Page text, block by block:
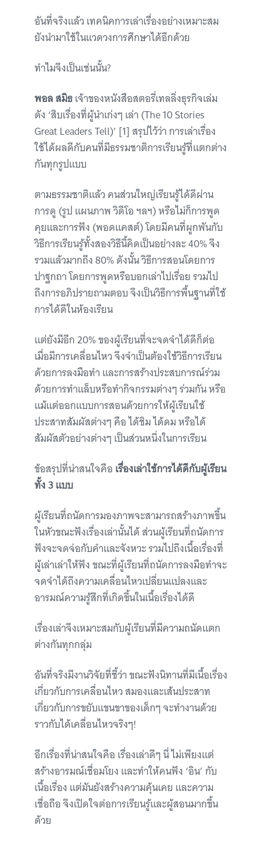
อันที่จริงแล้ว เทคนิคการเล่าเรื่องอย่างเหมาะสม
ยังนำมาใช้ในแวดวงการศึกษาได้อีกด้วย
ทำไมจึงเป็นเช่นนั้น?
พอล สมิธเจ้าของหนังสือสตอรี่เทลลิ่งธุรกิจเล่ม
ดัง ‘สิบเรื่องที่ผู้นำเก่งๆ เล่า (The 10 Stories
Great Leaders Tell)’ [1] สรุปไว้ว่า การเล่าเรื่อง
ใช้ได้ผลดีกับคนที่มีธรรมชาติการเรียนรู้ที่แตกต่าง
กันทุกรูปแบบ
ตามธรรมชาติแล้ว คนส่วนใหญ่เรียนรู้ได้ดีผ่าน
การดู (รูป แผนภาพ วิดีโอ ฯลฯ) หรือไม่ก็การพูด
คุยและการฟัง (พอดแคสต์) โดยมีคนที่ผูกพันกับ
วิธีการเรียนรู้ทั้งสองวิธีนี้คิดเป็นอย่างละ 40% จึง
รวมแล้วมากถึง 80% ดังนั้น วิธีการสอนโดยการ
ปาฐกถา โดยการพูดหรือบอกเล่าไปเรื่อย รวมไป
ถึงการอภิปรายถามตอบ จึงเป็นวิธีการพื้นฐานที่ใช้
การได้ดีในห้องเรียน
แต่ยังมีอีก 20% ของผู้เรียนที่จะจดจำได้ดีก็ต่อ
เมื่อมีการเคลื่อนไหว จึงจำเป็นต้องใช้วิธีการเรียน
ด้วยการลงมือทำ และการสร้างประสบการณ์ร่วม
ด้วยการทำแล็บหรือทำกิจกรรมต่างๆ ร่วมกัน หรือ
แม้แต่ออกแบบการสอนด้วยการให้ผู้เรียนใช้
ประสาทสัมผัสต่างๆ คือ ได้ชิม ได้ดม หรือได้
สัมผัสตัวอย่างต่างๆ เป็นส่วนหนึ่งในการเรียน
ข้อสรุปที่น่าสนใจคือ เรื่องเล่าใช้การได้ดีกับผู้เรียน
ทั้ง 3 แบบ
ผู้เรียนที่ถนัดการมองภาพจะสามารถสร้างภาพขึ้น
ในหัวขณะฟังเรื่องเล่านั้นได้ ส่วนผู้เรียนที่ถนัดการ
ฟังจะจดจ่อกับคำและจังหวะ รวมไปถึงเนื้อเรื่องที่
ผู้เล่าเล่าให้ฟัง ขณะที่ผู้เรียนที่ถนัดการลงมือทำจะ
จดจำได้ถึงความเคลื่อนไหวเปลี่ยนแปลงและ
อารมณ์ความรู้สึกที่เกิดขึ้นในเนื้อเรื่องได้ดี
เรื่องเล่าจึงเหมาะสมกับผู้เรียนที่มีความถนัดแตก
ต่างกันทุกกลุ่ม
อันที่จริงมีงานวิจัยที่ชี้ว่า ขณะฟังนิทานที่มีเนื้อเรื่อง
เกี่ยวกับการเคลื่อนไหว สมองและเส้นประสาท
เกี่ยวกับการขยับแขนขาของเด็กๆ จะทำงานด้วย
ราวกับได้เคลื่อนไหวจริงๆ!
อีกเรื่องที่น่าสนใจคือ เรื่องเล่าดีๆ นี่ ไม่เพียงแต่
สร้างอารมณ์เชื่อมโยง และทำให้คนฟัง ‘อิน’ กับ
เนื้อเรื่อง แต่มันยังสร้างความคุ้นเคย และความ
เชื่อถือ จึงเปิดใจต่อการเรียนรู้และผู้สอนมากขึ้น
ด้วย